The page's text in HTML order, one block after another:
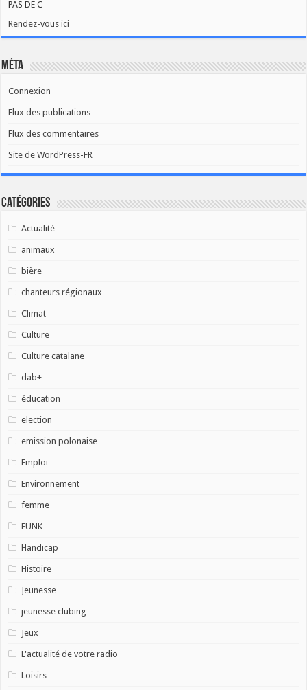
PAS DE C
Rendez-vous ici
Méta
Connexion
Flux des publications
Flux des commentaires
Site de WordPress-FR
Catégories
Actualité
animaux
bière
chanteurs régionaux
Climat
Culture
Culture catalane
dab+
éducation
election
emission polonaise
Emploi
Environnement
femme
FUNK
Handicap
Histoire
Jeunesse
jeunesse clubing
Jeux
L'actualité de votre radio
Loisirs